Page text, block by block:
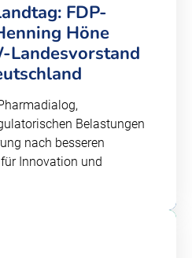
FDP-
Höne
Landesvorstand
Belastungen
nach besseren
Innovation und